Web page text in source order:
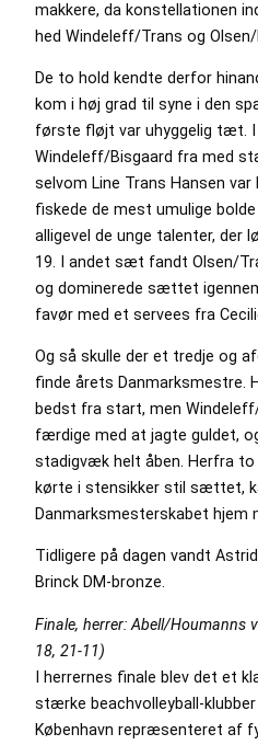
makkere, da konstellationen
hed Windeleff/Trans og Olsen/
De to hold kendte derfor
kom i høj grad til syne i den
første fløjt var uhyggelig tæt.
Windeleff/Bisgaard fra med
selvom Line Trans Hansen var
fiskede de mest umulige
alligevel de unge talenter, der
19. I andet sæt fandt Olsen/
og dominerede sættet
favør med et servees fra
Og så skulle der et tredje og
finde årets Danmarksmestre.
bedst fra start, men
færdige med at jagte guldet,
stadigvæk helt åben. Herfra
kørte i stensikker stil sættet,
Danmarksmesterskabet hjem
Tidligere på dagen vandt
Brinck DM-bronze.
Finale, herrer: Abell/Houmanns
18, 21-11)
I herrernes finale blev det et
stærke beachvolleyball-
København repræsenteret af